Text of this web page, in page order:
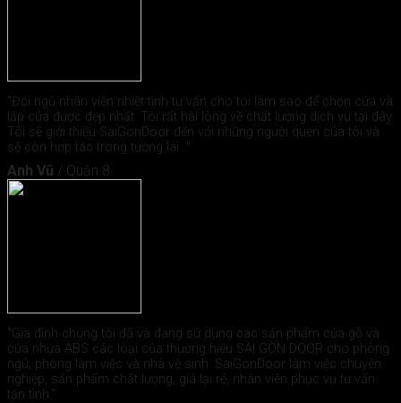
"Đội ngũ nhân viên nhiệt tình tư vấn cho tôi làm sao để chọn cửa và
lắp cửa được đẹp nhất. Tôi rất hài lòng về chất lượng dịch vụ tại đây.
Tôi sẽ giới thiệu SaiGonDoor đến với những người quen của tôi và
sẽ còn hợp tác trong tương lai..."
Anh Vũ / Quận 8
"Gia đình chúng tôi đã và đang sử dụng các sản phẩm cửa gỗ và
cửa nhựa ABS các loại của thương hiệu SÀI GÒN DOOR cho phòng
ngủ, phòng làm việc và nhà vệ sinh. SaiGonDoor làm việc chuyên
nghiệp, sản phẩm chất lượng, giá lại rẻ, nhân viên phục vụ tư vấn
tận tình."